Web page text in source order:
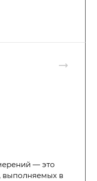
— это
выполняемых в